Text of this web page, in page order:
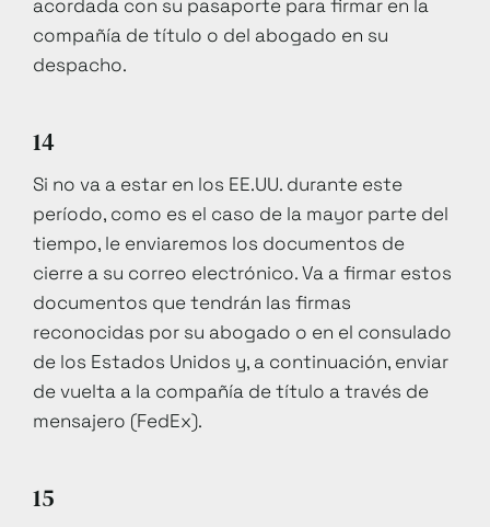
acordada con su pasaporte para firmar en la
compañía de título o del abogado en su
despacho.
14
Si no va a estar en los EE.UU. durante este
período, como es el caso de la mayor parte del
tiempo, le enviaremos los documentos de
cierre a su correo electrónico. Va a firmar estos
documentos que tendrán las firmas
reconocidas por su abogado o en el consulado
de los Estados Unidos y, a continuación, enviar
de vuelta a la compañía de título a través de
mensajero (FedEx).
15